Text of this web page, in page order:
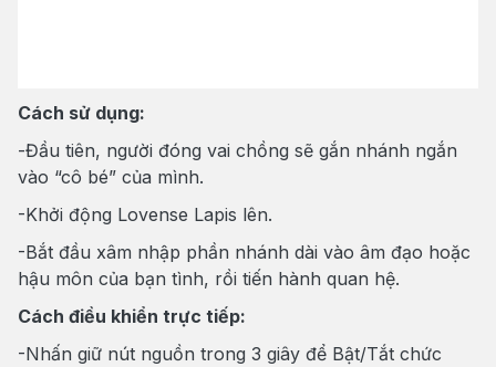
Cách sử dụng:
-Đầu tiên, người đóng vai chồng sẽ gắn nhánh ngắn
vào “cô bé” của mình.
-Khởi động Lovense Lapis lên.
-Bắt đầu xâm nhập phần nhánh dài vào âm đạo hoặc
hậu môn của bạn tình, rồi tiến hành quan hệ.
Cách điều khiển trực tiếp:
-Nhấn giữ nút nguồn trong 3 giây để Bật/Tắt chức